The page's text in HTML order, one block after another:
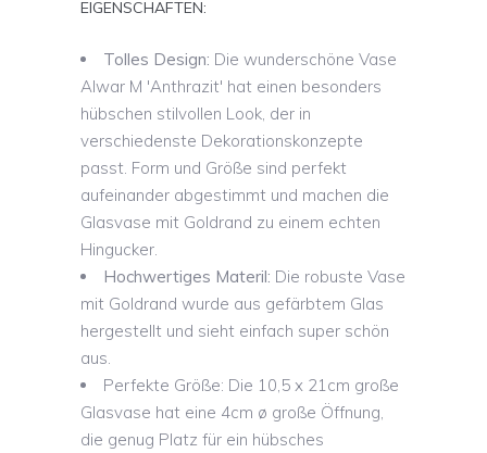
EIGENSCHAFTEN:
Tolles Design: Die wunderschöne Vase
Alwar M 'Anthrazit' hat einen besonders
hübschen stilvollen Look, der in
verschiedenste Dekorationskonzepte
passt. Form und Größe sind perfekt
aufeinander abgestimmt und machen die
Glasvase mit Goldrand zu einem echten
Hingucker.
Hochwertiges Materil: Die robuste Vase
mit Goldrand wurde aus gefärbtem Glas
hergestellt und sieht einfach super schön
aus.
Perfekte Größe: Die 10,5 x 21cm große
Glasvase hat eine 4cm ø große Öffnung,
die genug Platz für ein hübsches